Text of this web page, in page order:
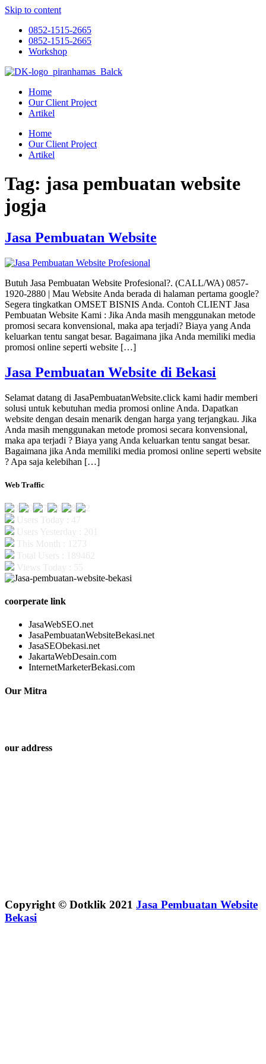
Skip to content
0852-1515-2665
0852-1515-2665
Workshop
Home
Our Client Project
Artikel
Home
Our Client Project
Artikel
Tag: jasa pembuatan website
jogja
Jasa Pembuatan Website
Butuh Jasa Pembuatan Website Profesional?. (CALL/WA) 0857-
1920-2880 | Mau Website Anda berada di halaman pertama google?
Segera tingkatkan OMSET BISNIS Anda. Contoh CLIENT Jasa
Pembuatan Website Kami : Jika Anda masih menggunakan metode
promosi secara konvensional, maka apa terjadi? Biaya yang Anda
keluarkan tentu sangat besar. Bagaimana jika Anda memiliki media
promosi online seperti website […]
Jasa Pembuatan Website di Bekasi
Selamat datang di JasaPembuatanWebsite.click kami hadir memberi
solusi untuk kebutuhan media promosi online Anda. Dapatkan
website dengan desain menarik dengan harga yang terjangkau. Jika
Anda masih menggunakan metode promosi secara konvensional,
maka apa terjadi ? Biaya yang Anda keluarkan tentu sangat besar.
Bagaimana jika Anda memiliki media promosi online seperti website
? Apa saja kelebihan […]
Web Traffic
coorperate link
JasaWebSEO.net
JasaPembuatanWebsiteBekasi.net
JasaSEObekasi.net
JakartaWebDesain.com
InternetMarketerBekasi.com
Our Mitra
our address
Copyright © Dotklik 2021 Jasa Pembuatan Website
Bekasi